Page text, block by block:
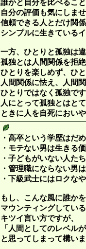
誰かと自分を比べるこ
自分の評価も気にしま
信頼できる人とだけ関
シンプルに生きている
一方、ひとりと孤独は
孤独とは人間関係を拒
ひとりを楽しめず、ひ
人間関係に怯え、人間
ひとりではなく孤独で
人にとって孤独とはと
ときに人を自死におい
・高卒という学歴はだ
・モテない男は生きる
・子どもがいない人た
・管理職にならない男
・下級武士にはロクな
もし、こんな風に誰か
マウンティングしてい
キツイ言い方ですが、
「人間としてのレベル
と思ってしまって構い